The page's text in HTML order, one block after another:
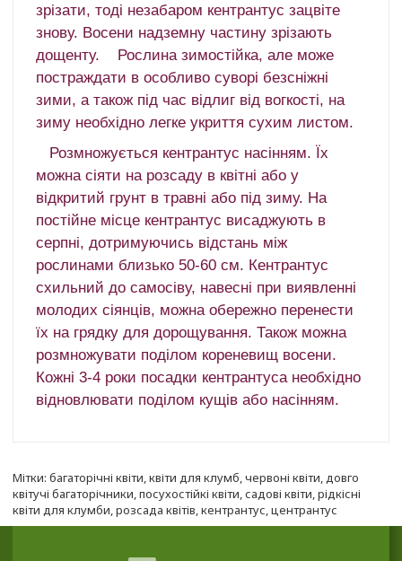
зрізати, тоді незабаром кентрантус зацвіте
знову. Восени надземну частину зрізають
дощенту. Рослина зимостійка, але може
постраждати в особливо суворі безсніжні
зими, а також під час відлиг від вогкості, на
зиму необхідно легке укриття сухим листом.
Розмножується кентрантус насінням. Їх
можна сіяти на розсаду в квітні або у
відкритий грунт в травні або під зиму. На
постійне місце кентрантус висаджують в
серпні, дотримуючись відстань між
рослинами близько 50-60 см. Кентрантус
схильний до самосіву, навесні при виявленні
молодих сіянців, можна обережно перенести
їх на грядку для дорощування. Також можна
розмножувати поділом кореневищ восени.
Кожні 3-4 роки посадки кентрантуса необхідно
відновлювати поділом кущів або насінням.
Мітки: багаторічні квіти,квіти для клумб,червоні квіти,довго
квітучі багаторічники,посухостійкі квіти,садові квіти,рідкісні
квіти для клумби,розсада квітів,кентрантус,центрантус